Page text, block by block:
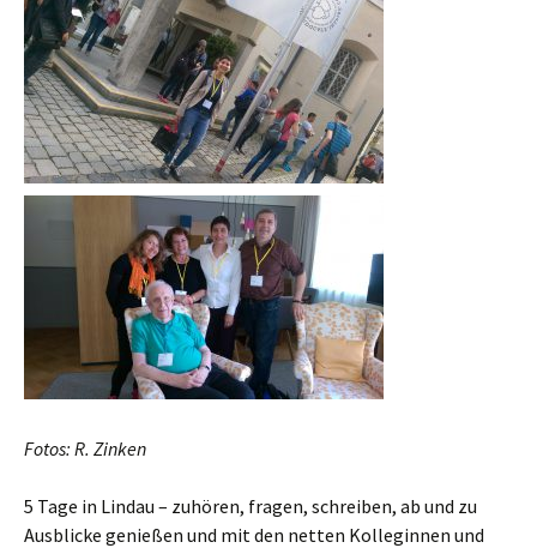
Fotos: R. Zinken
5 Tage in Lindau – zuhören, fragen, schreiben, ab und zu
Ausblicke genießen und mit den netten Kolleginnen und